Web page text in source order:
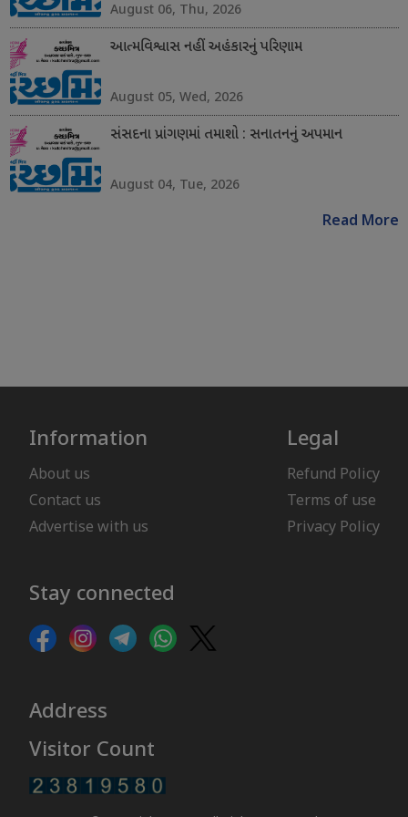
August 06, Thu, 2026
આત્મવિશ્વાસ નહીં અહંકારનું પરિણામ
August 05, Wed, 2026
સંસદના પ્રાંગણમાં તમાશો : સનાતનનું અપમાન
August 04, Tue, 2026
Read More
Information
About us
Contact us
Advertise with us
Legal
Refund Policy
Terms of use
Privacy Policy
Stay connected
Address
Visitor Count